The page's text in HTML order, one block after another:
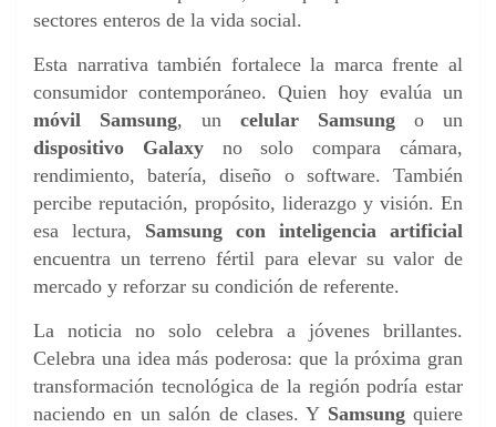
sectores enteros de la vida social.
Esta narrativa también fortalece la marca frente al
consumidor contemporáneo. Quien hoy evalúa un
móvil Samsung, un celular Samsung o un
dispositivo Galaxyno solo compara cámara,
rendimiento, batería, diseño o software. También
percibe reputación, propósito, liderazgo y visión. En
esa lectura, Samsung con inteligencia artificial
encuentra un terreno fértil para elevar su valor de
mercado y reforzar su condición de referente.
La noticia no solo celebra a jóvenes brillantes.
Celebra una idea más poderosa: que la próxima gran
transformación tecnológica de la región podría estar
naciendo en un salón de clases. Y Samsungquiere